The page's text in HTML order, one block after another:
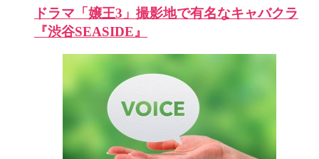
ドラマ「嬢王3」撮影地で有名なキャバクラ
『渋谷SEASIDE』